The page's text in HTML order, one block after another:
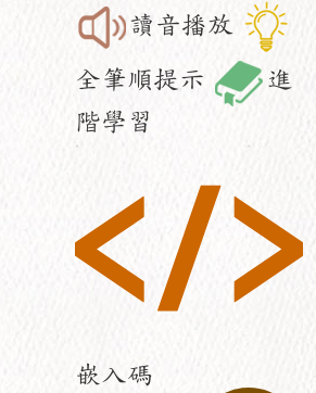
讀音播放
全筆順提示
進
階學習
嵌入碼